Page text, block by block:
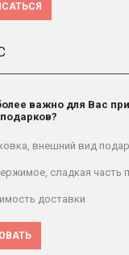
важно для Вас при
внешний вид
сладкая часть
доставки